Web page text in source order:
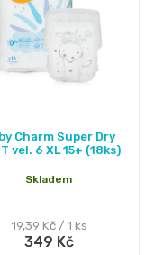
Charm Super Dry
vel. 6 XL 15+ (18ks)
hodnocení
produktu
5,0
z
Skladem
349 Kč
Měrná
cena:
19,39 Kč / 1 ks